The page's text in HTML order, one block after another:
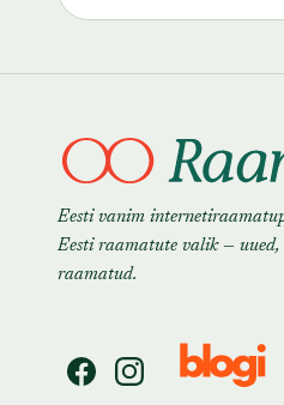
Eesti vanim
Eesti raamatute valik —
raamatud.